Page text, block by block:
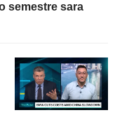
semestre sara